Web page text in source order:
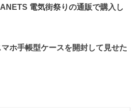
電気街祭りの通販で購入し
ホ手帳型ケースを開封して見せた